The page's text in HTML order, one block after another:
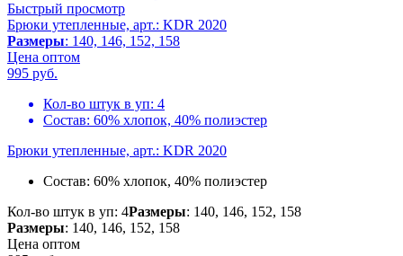
Быстрый просмотр
Брюки утепленные, арт.: KDR 2020
Размеры: 140, 146, 152, 158
Цена оптом
995 руб.
Кол-во штук в уп: 4
Состав: 60% хлопок, 40% полиэстер
Брюки утепленные, арт.: KDR 2020
Состав: 60% хлопок, 40% полиэстер
Кол-во штук в уп: 4Размеры: 140, 146, 152, 158
Размеры: 140, 146, 152, 158
Цена оптом